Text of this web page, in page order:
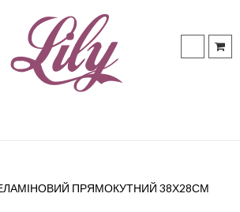
ПРЯМОКУТНИЙ 38Х28СМ